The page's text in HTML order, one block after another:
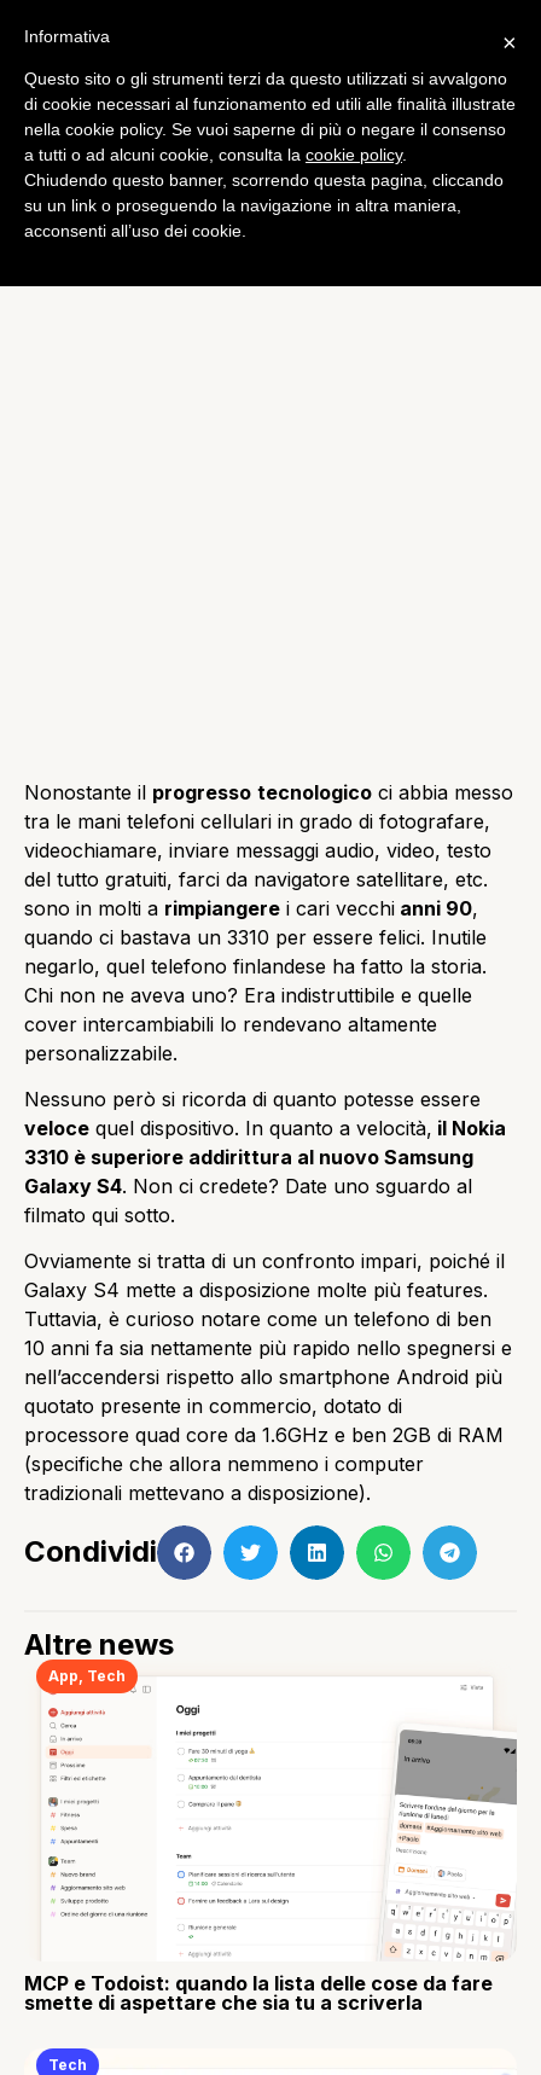
Computer
Galaxy S4 vs Nokia 3310:
qual è il più veloce?
di Alessandro Moretti
Nonostante il progresso tecnologico ci abbia messo
tra le mani telefoni cellulari in grado di fotografare,
videochiamare, inviare messaggi audio, video, testo
del tutto gratuiti, farci da navigatore satellitare, etc.
sono in molti a rimpiangere i cari vecchi anni 90,
quando ci bastava un 3310 per essere felici. Inutile
negarlo, quel telefono finlandese ha fatto la storia.
Chi non ne aveva uno? Era indistruttibile e quelle
cover intercambiabili lo rendevano altamente
personalizzabile.
Nessuno però si ricorda di quanto potesse essere
veloce quel dispositivo. In quanto a velocità, il Nokia
3310 è superiore addirittura al nuovo Samsung
Galaxy S4. Non ci credete? Date uno sguardo al
filmato qui sotto.
Ovviamente si tratta di un confronto impari, poiché il
Galaxy S4 mette a disposizione molte più features.
Tuttavia, è curioso notare come un telefono di ben
10 anni fa sia nettamente più rapido nello spegnersi e
nell’accendersi rispetto allo smartphone Android più
quotato presente in commercio, dotato di
processore quad core da 1.6GHz e ben 2GB di RAM
(specifiche che allora nemmeno i computer
tradizionali mettevano a disposizione).
Condividi
Altre news
App Tech
MCP e Todoist: quando la lista delle cose da fare
smette di aspettare che sia tu a scriverla
Tech
×
Informativa
Questo sito o gli strumenti terzi da questo utilizzati si avvalgono
di cookie necessari al funzionamento ed utili alle finalità illustrate
nella cookie policy. Se vuoi saperne di più o negare il consenso
a tutti o ad alcuni cookie, consulta la cookie policy.
Chiudendo questo banner, scorrendo questa pagina, cliccando
su un link o proseguendo la navigazione in altra maniera,
acconsenti all’uso dei cookie.